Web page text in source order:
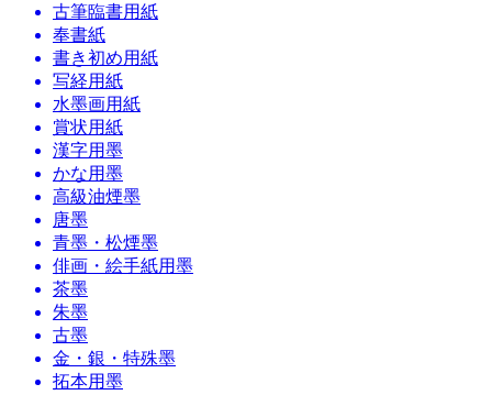
古筆臨書用紙
奉書紙
書き初め用紙
写経用紙
水墨画用紙
賞状用紙
漢字用墨
かな用墨
高級油煙墨
唐墨
青墨・松煙墨
俳画・絵手紙用墨
茶墨
朱墨
古墨
金・銀・特殊墨
拓本用墨